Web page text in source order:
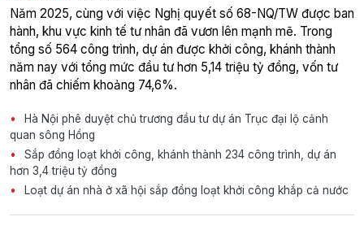
Năm 2025, cùng với việc Nghị quyết số 68-NQ/TW được ban
hành, khu vực kinh tế tư nhân đã vươn lên mạnh mẽ. Trong
tổng số 564 công trình, dự án được khởi công, khánh thành
năm nay với tổng mức đầu tư hơn 5,14 triệu tỷ đồng, vốn tư
nhân đã chiếm khoảng 74,6%.
Hà Nội phê duyệt chủ trương đầu tư dự án Trục đại lộ cảnh
quan sông Hồng
Sắp đồng loạt khởi công, khánh thành 234 công trình, dự án
hơn 3,4 triệu tỷ đồng
Loạt dự án nhà ở xã hội sắp đồng loạt khởi công khắp cả nước